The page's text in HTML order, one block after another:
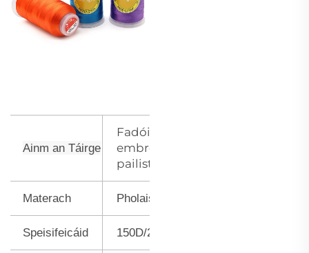
Ainm an Táirge
Fadóid
embroidery
pailisteir
Materach Pholaistear
Speisifeicáid 150D/2